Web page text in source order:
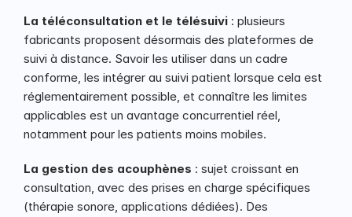
La téléconsultation et le télésuivi : plusieurs
fabricants proposent désormais des plateformes de
suivi à distance. Savoir les utiliser dans un cadre
conforme, les intégrer au suivi patient lorsque cela est
réglementairement possible, et connaître les limites
applicables est un avantage concurrentiel réel,
notamment pour les patients moins mobiles.
La gestion des acouphènes : sujet croissant en
consultation, avec des prises en charge spécifiques
(thérapie sonore, applications dédiées). Des